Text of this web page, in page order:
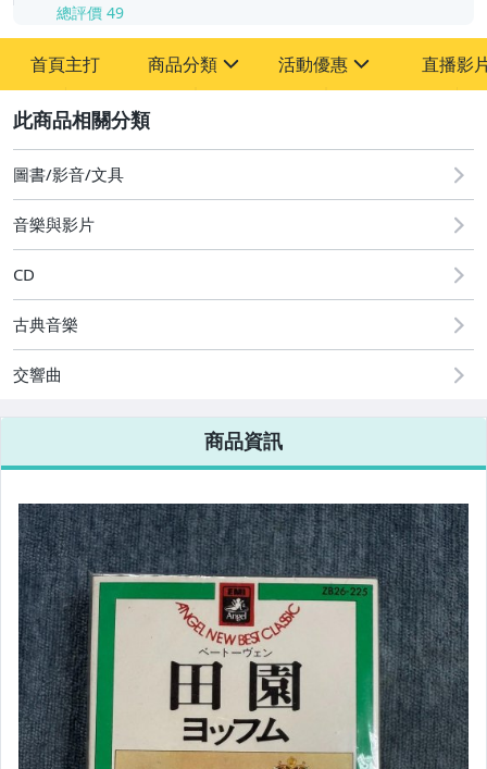
總評價 49
首頁主打 商品分類
其它
活動優惠
[全店] 粉絲專享
[全店] 週年慶
直播影
圖書/影音/文具
音樂與影片
CD
古典音樂
交響曲
商品資訊